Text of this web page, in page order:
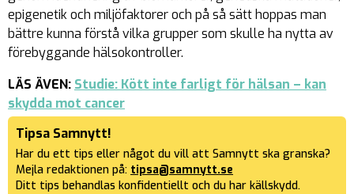
epigenetik och miljöfaktorer och på så sätt hoppas man
bättre kunna förstå vilka grupper som skulle ha nytta av
förebyggande hälsokontroller.
LÄS ÄVEN: Studie: Kött inte farligt för hälsan – kan
skydda mot cancer
Tipsa Samnytt!
Har du ett tips eller något du vill att Samnytt ska granska?
Mejla redaktionen på: tipsa@samnytt.se
Ditt tips behandlas konfidentiellt och du har källskydd.